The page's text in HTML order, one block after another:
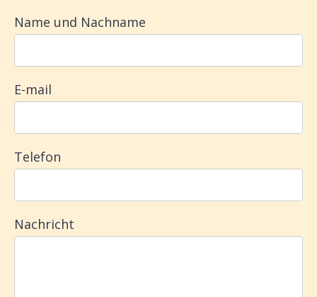
Name und Nachname
E-mail
Telefon
Nachricht